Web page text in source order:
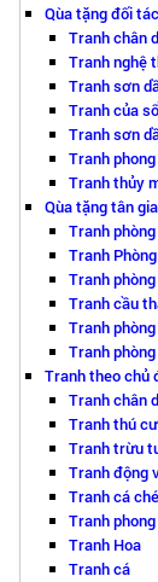
Qùa tặng đối tác
Tranh chân
Tranh nghệ
Tranh sơn
Tranh của
Tranh sơn
Tranh
Tranh thủy
Qùa tặng tân gia
Tranh
Tranh
Tranh
Tranh cầu
Tranh
Tranh
Tranh theo chủ
Tranh chân
Tranh thú
Tranh trừu
Tranh động
Tranh cá
Tranh
Tranh Hoa
Tranh cá